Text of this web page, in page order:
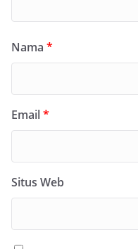
Nama *
Email*
Situs Web